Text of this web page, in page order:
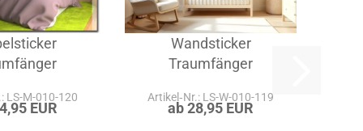
Wandsticker
Traumfänger